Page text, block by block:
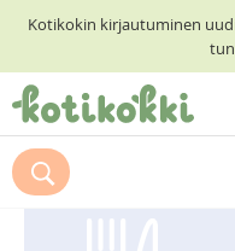
Kotikokin kirjautuminen
ETUSIVU
RESEPTIHAKU
Suosittelemme myös